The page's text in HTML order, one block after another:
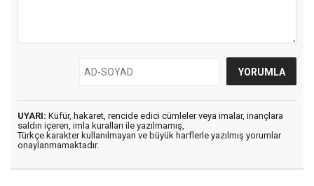
UYARI: Küfür, hakaret, rencide edici cümleler veya imalar, inançlara
saldırı içeren, imla kuralları ile yazılmamış,
Türkçe karakter kullanılmayan ve büyük harflerle yazılmış yorumlar
onaylanmamaktadır.